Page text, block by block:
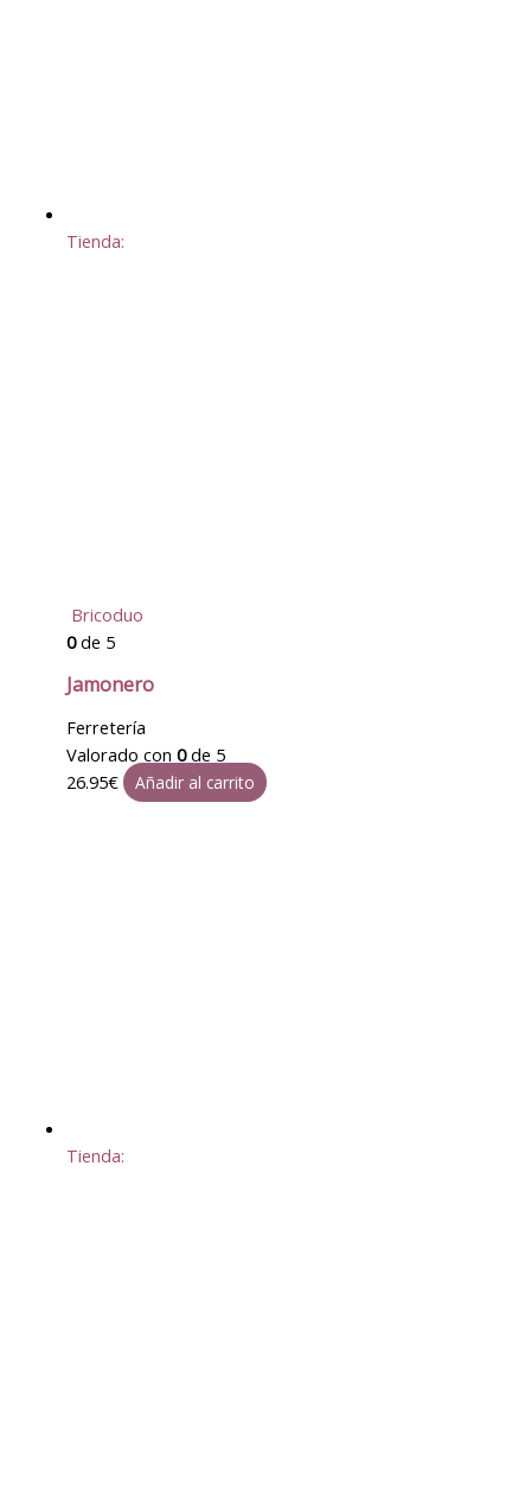
Tienda:
Bricoduo
0de 5
Jamonero
Ferretería
Valorado con 0de 5
26.95€ Añadir al carrito
Tienda: